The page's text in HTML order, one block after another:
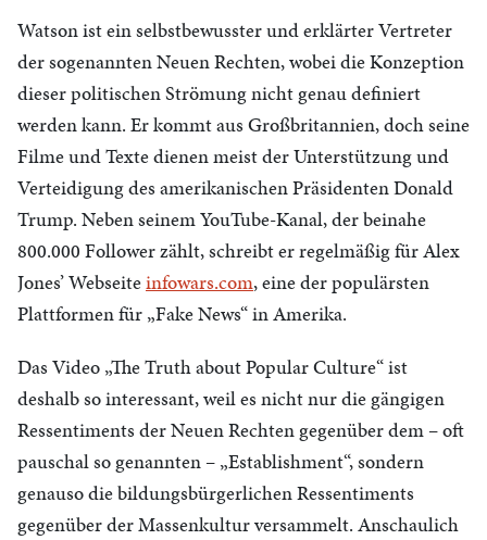
Watson ist ein selbstbewusster und erklärter Vertreter
der sogenannten Neuen Rechten, wobei die Konzeption
dieser politischen Strömung nicht genau definiert
werden kann. Er kommt aus Großbritannien, doch seine
Filme und Texte dienen meist der Unterstützung und
Verteidigung des amerikanischen Präsidenten Donald
Trump. Neben seinem YouTube-Kanal, der beinahe
800.000 Follower zählt, schreibt er regelmäßig für Alex
Jones’ Webseiteinfowars.com, eine der populärsten
Plattformen für „Fake News“ in Amerika.
Das Video „The Truth about Popular Culture“ ist
deshalb so interessant, weil es nicht nur die gängigen
Ressentiments der Neuen Rechten gegenüber dem – oft
pauschal so genannten – „Establishment“, sondern
genauso die bildungsbürgerlichen Ressentiments
gegenüber der Massenkultur versammelt. Anschaulich